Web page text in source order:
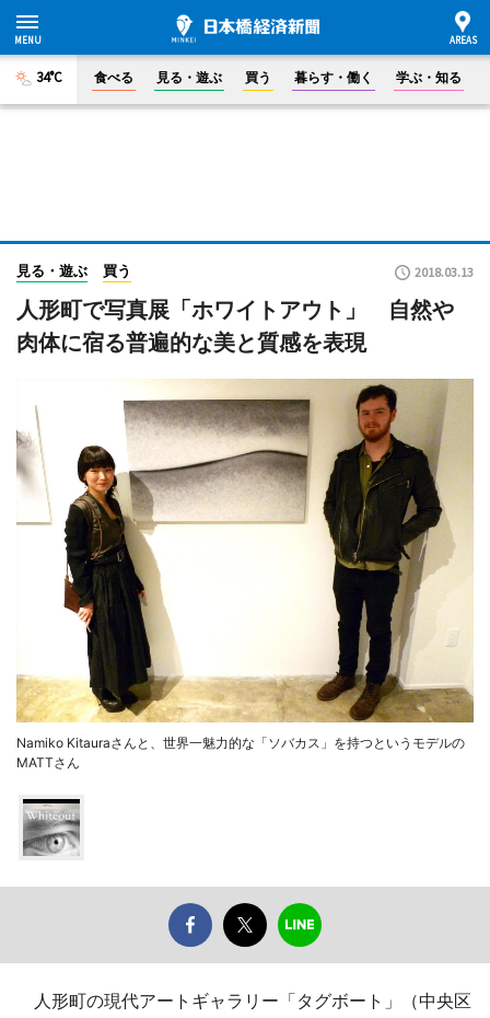
34°C 食べる 見る・遊ぶ 買う 暮らす・働く 学ぶ・知る
見る・遊ぶ 買う 2018.03.13
人形町で写真展「ホワイトアウト」 自然や
肉体に宿る普遍的な美と質感を表現
Namiko Kitauraさんと、世界一魅力的な「ソバカス」を持つというモデルの
MATTさん
人形町の現代アートギャラリー「タグボート」（中央区